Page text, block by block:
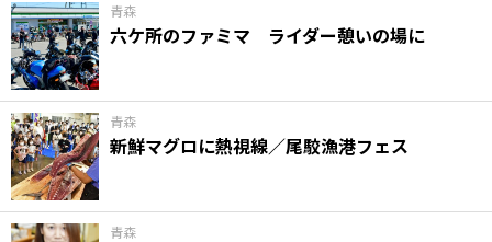
青森
六ケ所のファミマ ライダー憩いの場に
青森
新鮮マグロに熱視線／尾駮漁港フェス
青森